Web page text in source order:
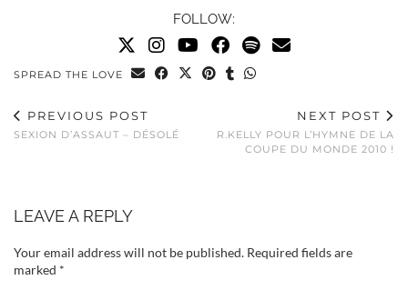
FOLLOW:
SPREAD THE LOVE
PREVIOUS POST
SEXION D’ASSAUT – DÉSOLÉ
NEXT POST
R.KELLY POUR L’HYMNE DE LA
COUPE DU MONDE 2010 !
LEAVE A REPLY
Your email address will not be published. Required fields are
marked *